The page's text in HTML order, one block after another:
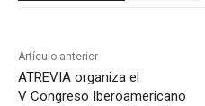
Artículo anterior
ATREVIA organiza el
V Congreso Iberoamericano